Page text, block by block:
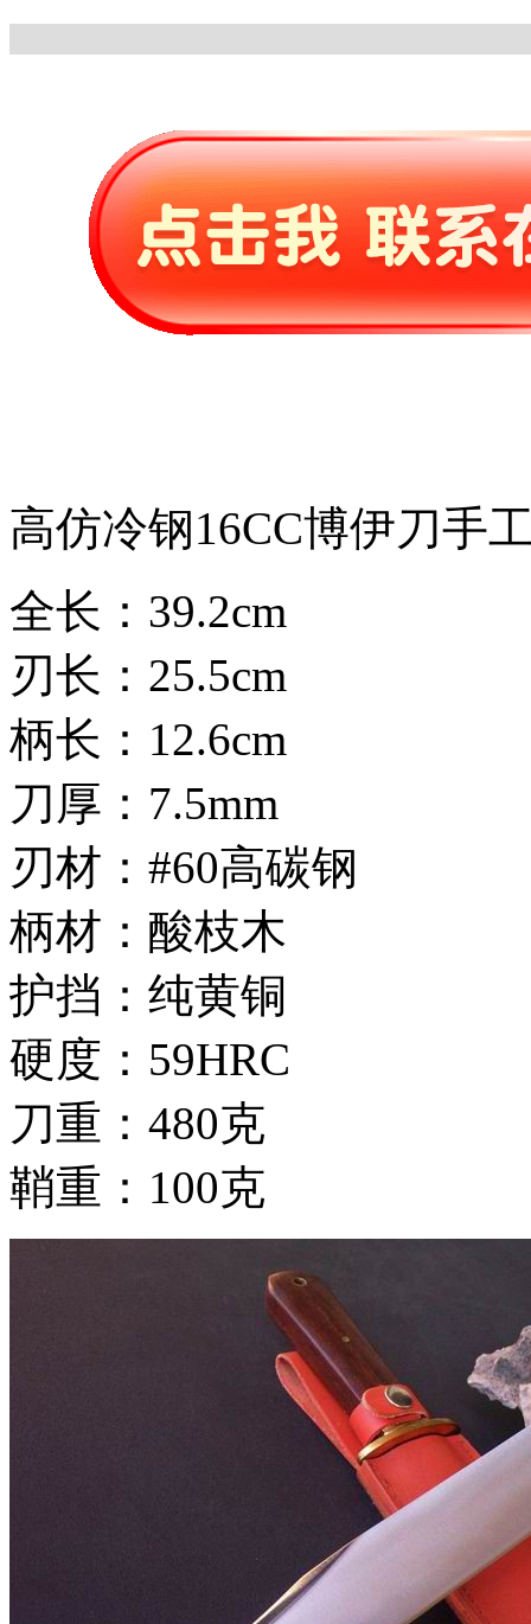
高仿冷钢16CC博伊刀手
全长：39.2cm
刃长：25.5cm
柄长：12.6cm
刀厚：7.5mm
刃材：#60高碳钢
柄材：酸枝木
护挡：纯黄铜
硬度：59HRC
刀重：480克
鞘重：100克